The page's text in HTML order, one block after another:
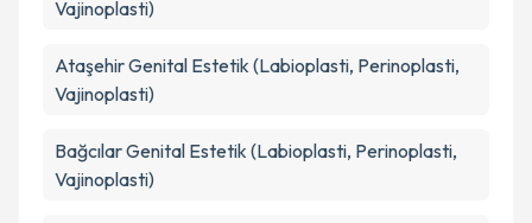
Vajinoplasti)
AtaşehirGenital Estetik (Labioplasti, Perinoplasti,
Vajinoplasti)
BağcılarGenital Estetik (Labioplasti, Perinoplasti,
Vajinoplasti)